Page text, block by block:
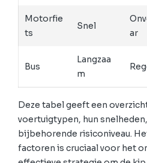
Motorfie
ts
Snel
ar
Bus
Langzaa
m
Deze tabel geeft een
voertuigtypen, hun
bijbehorende risiconiveau.
factoren is cruciaal voor het